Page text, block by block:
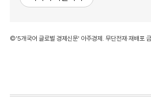
©'5개국어 글로벌 경제신문' 아주경제. 무단전재·재배포